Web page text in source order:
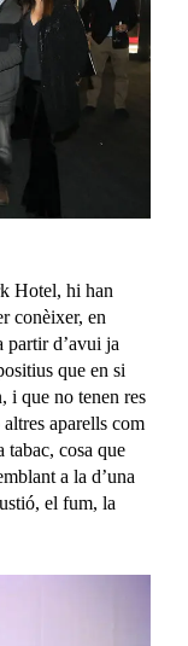
Hotel, hi han
conèixer, en
partir d’avui ja
que en si
i que no tenen res
aparells com
cosa que
a la d’una
el fum, la